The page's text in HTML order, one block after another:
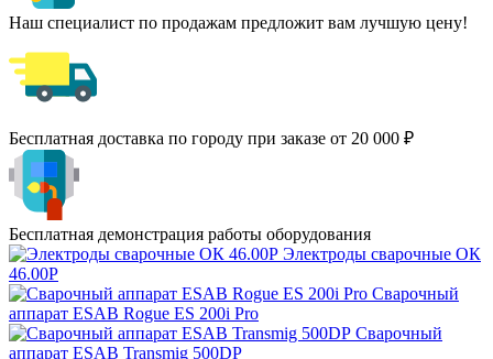
Наш специалист по продажам предложит вам лучшую цену!
Бесплатная доставка по городу при заказе от 20 000 ₽
Бесплатная демонстрация работы оборудования
Электроды сварочные ОК
46.00Р
Сварочный
аппарат ESAB Rogue ES 200i Pro
Сварочный
аппарат ESAB Transmig 500DP